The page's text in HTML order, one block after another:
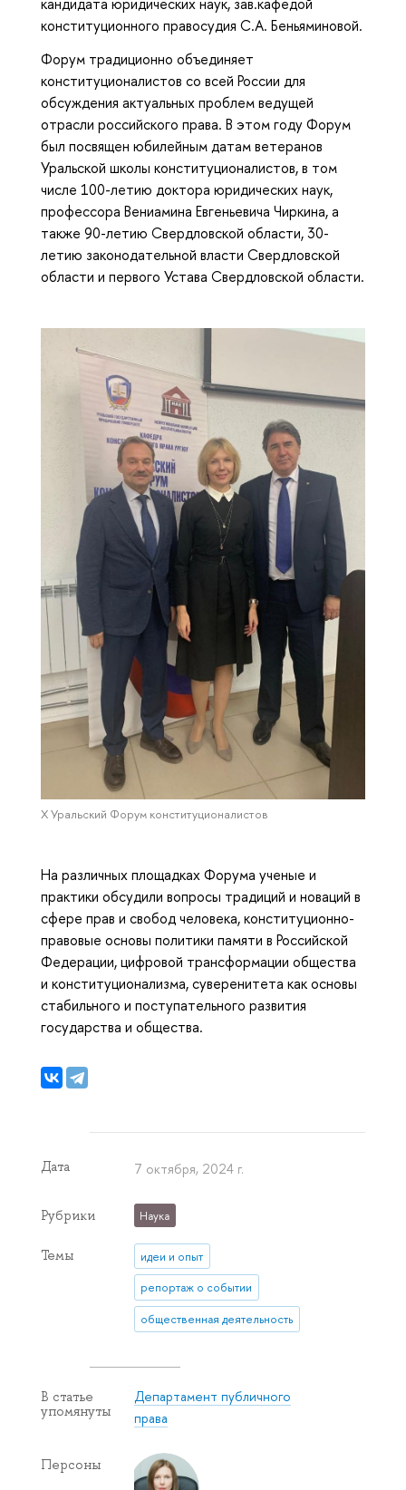
конституционного правосудия С.А. Беньяминовой.
Форум традиционно объединяет
конституционалистов со всей России для
обсуждения актуальных проблем ведущей
отрасли российского права. В этом году Форум
был посвящен юбилейным датам ветеранов
Уральской школы конституционалистов, в том
числе 100-летию доктора юридических наук,
профессора Вениамина Евгеньевича Чиркина, а
также 90-летию Свердловской области, 30-
летию законодательной власти Свердловской
области и первого Устава Свердловской области.
X Уральский Форум конституционалистов
На различных площадках Форума ученые и
практики обсудили вопросы традиций и новаций в
сфере прав и свобод человека, конституционно-
правовые основы политики памяти в Российской
Федерации, цифровой трансформации общества
и конституционализма, суверенитета как основы
стабильного и поступательного развития
государства и общества.
Дата 7 октября, 2024 г.
Рубрики Наука
Темы идеи и опыт
репортаж о событии
общественная деятельность
В статье
упомянуты
Департамент публичного
права
Персоны